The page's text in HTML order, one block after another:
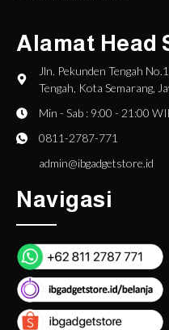
Alamat Head
Jln. Pekunden Tengah
Tengah, Kota Semarang,
Min - Sab : 9:00 - 21:00
0811-2787-771
admin@ibgadgetstore.id
Navigasi